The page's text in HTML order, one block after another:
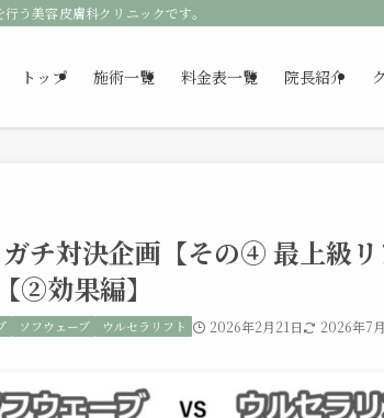
う美容皮膚科クリニックです。
トップ 施術一覧 料金表一覧 院長紹介
チ対決企画【その④ 最上級
②効果編】
ソフウェーブ ウルセラリフト 2026年2月21日 2026年7